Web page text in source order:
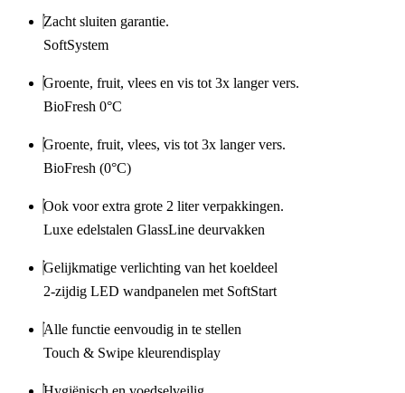
Zacht sluiten garantie.
SoftSystem
Groente, fruit, vlees en vis tot 3x langer vers.
BioFresh 0°C
Groente, fruit, vlees, vis tot 3x langer vers.
BioFresh (0°C)
Ook voor extra grote 2 liter verpakkingen.
Luxe edelstalen GlassLine deurvakken
Gelijkmatige verlichting van het koeldeel
2-zijdig LED wandpanelen met SoftStart
Alle functie eenvoudig in te stellen
Touch & Swipe kleurendisplay